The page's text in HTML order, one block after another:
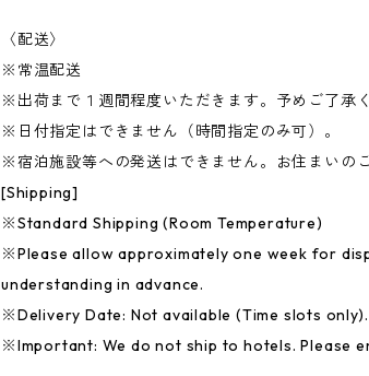
〈配送〉
※常温配送
※出荷まで１週間程度いただきます。予めご了承く
※日付指定はできません（時間指定のみ可）。
※宿泊施設等への発送はできません。お住まいの
[Shipping]
※Standard Shipping (Room Temperature)
※Please allow approximately one week for
understanding in advance.
※Delivery Date: Not available (Time slots only).
※Important: We do not ship to hotels. Please